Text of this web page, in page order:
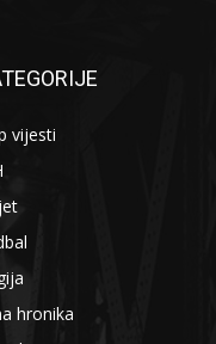
vijesti
hronika